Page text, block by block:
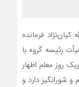
فرمانده
هیأت رئیسه گروه با
روز معلم اظهار
شورانگیز دارد و